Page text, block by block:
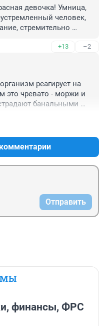
Все наши пловцы из
Побольше бы у нас
девочка! Умница,
человек,
стремительно
и ПРЕКРАСНЫЙ
здоровье
! Можете прочесть
аквайсу она
И это чистая правда !
человек хорош во всём
очередь о себе,
Всем добра )
+13 –2
реагирует на
это чревато - моржи и
банальными
Отправить
финансы, ФРС